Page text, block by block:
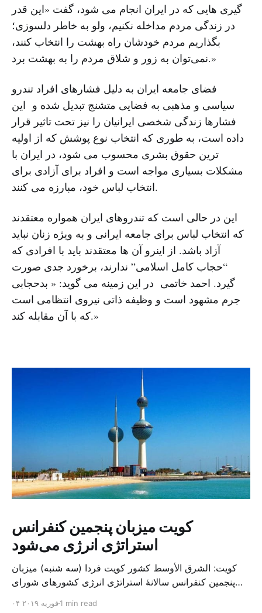
گیری هایی که در ایران انجام می شود، گفت «این قدر
در زندگی مردم مداخله نکنیم، ولو به خاطر دلسوزی؛
بگذاریم مردم خودشان راه بهشت را انتخاب کنند،
نمی‌توان به زور و شلاق مردم را به بهشت برد.»
فضای جامعه ایران به دلیل فشارهای افراد تندرو
سیاسی و مذهبی به فضایی متشنج تبدیل شده و این
فشارها زندگی شخصی ایرانیان را نیز تحت تاثیر قرار
داده است، به طوری که انتخاب نوع پوشش که از اولیه
ترین حقوق بشری محسوب می شود، در ایران با
مشکلات بسیاری مواجه است و افراد برای آزادی برای
انتخاب لباس خود، مبارزه می کنند.
این در حالی است که تندروهای ایران همواره معتقدند
که انتخاب لباس برای جامعه ایرانی و به ویژه زنان نباید
آزاد باشد. از اینرو آن ها معتقدند باید با افرادی که
“حجاب کامل اسلامی” ندارند، برخورد جدی صورت
گیرد. احمد خاتمی در این زمینه می گوید: « بدحجابی
جرم مشهود است و وظیفه ذاتی نیروی انتظامی است
که با آن مقابله کند.»
کویت میزبان پنجمین کنفرانس
استراتژی انرژی می‌شود
کویت: الشرق الأوسط کشور کویت فردا (سه شنبه) میزبان
پنجمین کنفرانس سالانهٔ استراتژی انرژی کشورهای شورای
متخصص از شرکت‌های جهانی نفت و گاز در این کنفرانس
۰۴ فوریه ۲۰۱۹1 min read